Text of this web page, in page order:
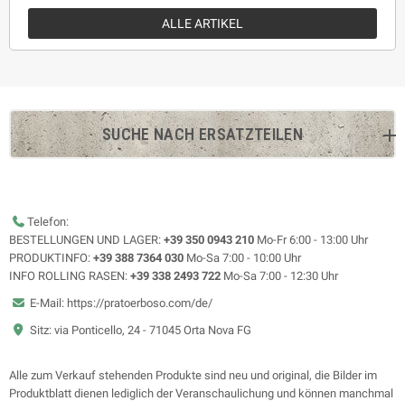
ALLE ARTIKEL
SUCHE NACH ERSATZTEILEN
Telefon:
BESTELLUNGEN UND LAGER: +39 350 0943 210 Mo-Fr 6:00 - 13:00 Uhr
PRODUKTINFO: +39 388 7364 030 Mo-Sa 7:00 - 10:00 Uhr
INFO ROLLING RASEN: +39 338 2493 722 Mo-Sa 7:00 - 12:30 Uhr
E-Mail: https://pratoerboso.com/de/
Sitz: via Ponticello, 24 - 71045 Orta Nova FG
Alle zum Verkauf stehenden Produkte sind neu und original, die Bilder im
Produktblatt dienen lediglich der Veranschaulichung und können manchmal